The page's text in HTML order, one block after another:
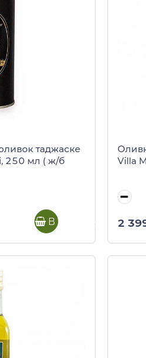
таджаске
250 мл ( ж/б
В корзину
Villa
2